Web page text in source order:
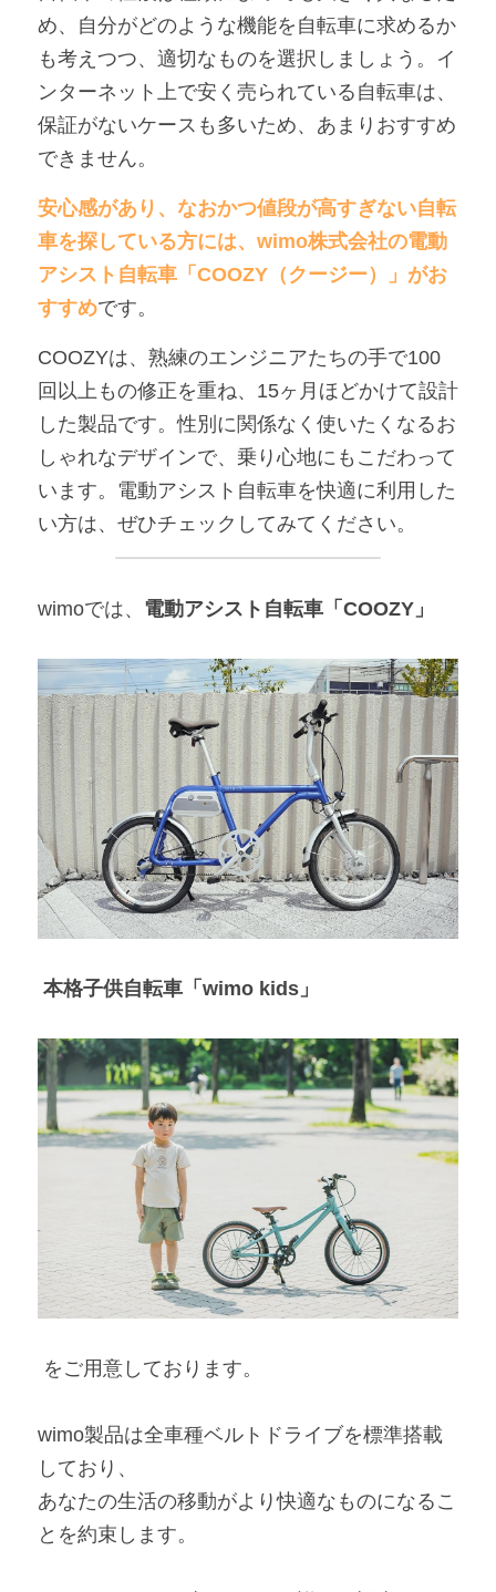
め、自分がどのような機能を自転車に求めるか
も考えつつ、適切なものを選択しましょう。イ
ンターネット上で安く売られている自転車は、
保証がないケースも多いため、あまりおすすめ
できません。
安心感があり、なおかつ値段が高すぎない自転
車を探している方には、wimo株式会社の電動
アシスト自転車「COOZY（クージー）」がお
すすめです。
COOZYは、熟練のエンジニアたちの手で100
回以上もの修正を重ね、15ヶ月ほどかけて設計
した製品です。性別に関係なく使いたくなるお
しゃれなデザインで、乗り心地にもこだわって
います。電動アシスト自転車を快適に利用した
い方は、ぜひチェックしてみてください。
wimoでは、 電動アシスト自転車「COOZY」
本格子供自転車「wimo kids」
をご用意しております。
wimo製品は全車種ベルトドライブを標準搭載
しており、
あなたの生活の移動がより快適なものになるこ
とを約束します。